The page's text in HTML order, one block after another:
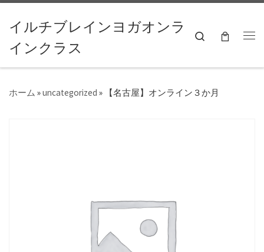
コンテンツへスキップ
イルチブレインヨガオンラ
インクラス
Search
ホーム »uncategorized » 【名古屋】オンライン３か月